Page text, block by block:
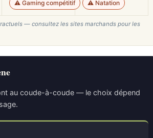
⚠️ Gaming compétitif ⚠️ Natation
— consultez les sites marchands pour les
au coude-à-coude — le choix dépend